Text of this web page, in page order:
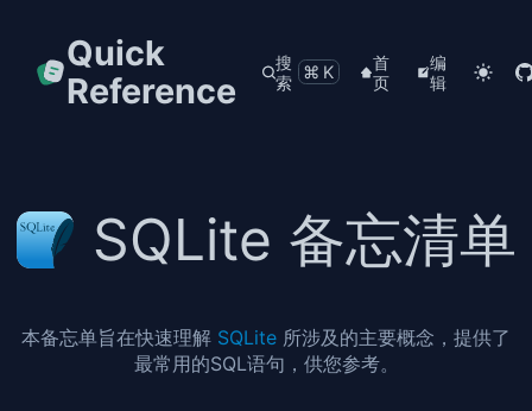
Quick
Reference
搜
索
⌘K
首
页
编
辑
SQLite 备忘清单
本备忘单旨在快速理解 SQLite 所涉及的主要概念，提供了
最常用的SQL语句，供您参考。